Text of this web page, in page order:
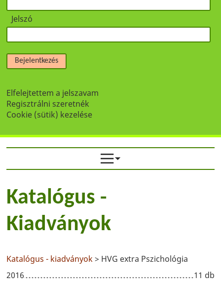
Jelszó
Bejelentkezés
Elfelejtettem a jelszavam
Regisztrálni szeretnék
Cookie (sütik) kezelése
Katalógus -
Kiadványok
Katalógus - kiadványok> HVG extra Pszichológia
2016
11 db